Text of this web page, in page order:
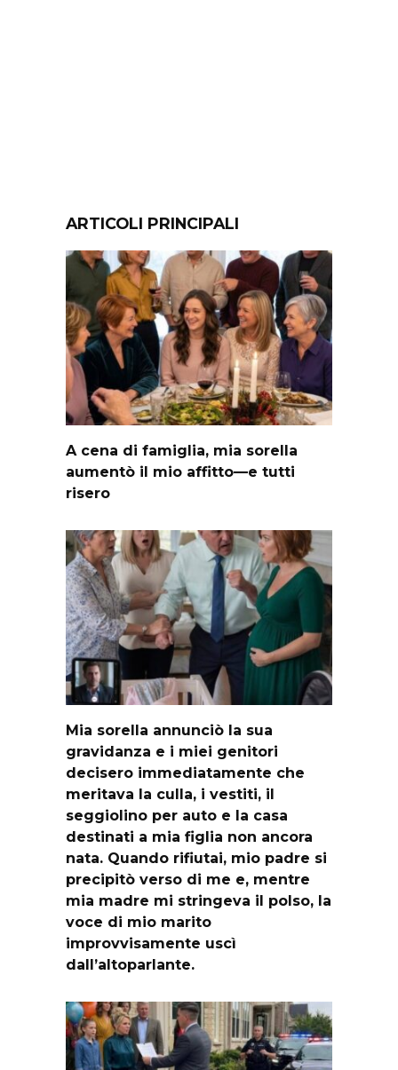
ARTICOLI PRINCIPALI
A cena di famiglia, mia sorella
aumentò il mio affitto—e tutti
risero
Mia sorella annunciò la sua
gravidanza e i miei genitori
decisero immediatamente che
meritava la culla, i vestiti, il
seggiolino per auto e la casa
destinati a mia figlia non ancora
nata. Quando rifiutai, mio padre si
precipitò verso di me e, mentre
mia madre mi stringeva il polso, la
voce di mio marito
improvvisamente uscì
dall’altoparlante.